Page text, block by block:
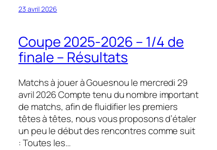
23 avril 2026
Coupe 2025-2026 – 1/4 de
finale – Résultats
Matchs à jouer à Gouesnou le mercredi 29
avril 2026 Compte tenu du nombre important
de matchs, afin de fluidifier les premiers
têtes à têtes, nous vous proposons d’étaler
un peu le début des rencontres comme suit
: Toutes les…